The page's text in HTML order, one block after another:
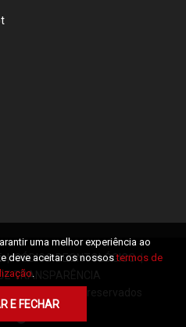
|CÓDIGO DEONTOLÓGICO|
TRANSPARÊNCIA
uma melhor experiência ao
deve aceitar os nossostermos de
.
E FECHAR